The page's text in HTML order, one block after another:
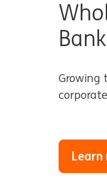
Growing
Learn